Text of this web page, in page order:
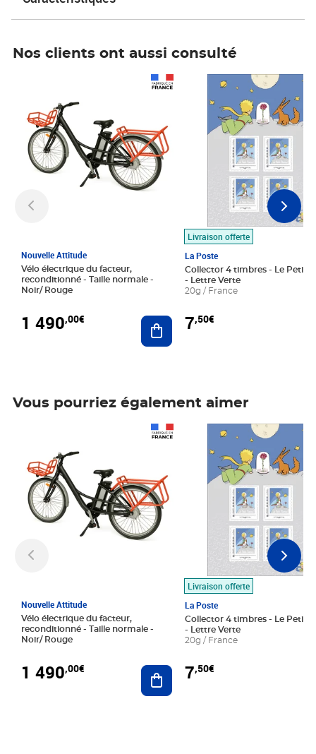
Nos clients ont aussi consulté
Nouvelle Attitude
Vélo électrique du facteur,
reconditionné - Taille normale -
Noir/ Rouge
1 490,00€ Ajouter au panier
Livraison offerte
La Poste
Collector 4 timbres - Le Petit
- Lettre Verte
20g / France
7,50€
Prix 7,50€
Vous pourriez également aimer
Nouvelle Attitude
Vélo électrique du facteur,
reconditionné - Taille normale -
Noir/ Rouge
1 490,00€ Ajouter au panier
Livraison offerte
La Poste
Collector 4 timbres - Le Petit
- Lettre Verte
20g / France
7,50€
Prix 7,50€